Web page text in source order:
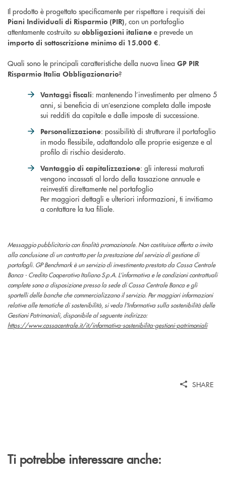
Il prodotto è progettato specificamente per rispettare i requisiti dei
Piani Individuali di Risparmio (PIR), con un portafoglio
attentamente costruito su obbligazioni italiane e prevede un
importo di sottoscrizione minimo di 15.000 €.
Quali sono le principali caratteristiche della nuova linea GP PIR
Risparmio Italia Obbligazionario?
Vantaggi fiscali: mantenendo l’investimento per almeno 5
anni, si beneficia di un’esenzione completa dalle imposte
sui redditi da capitale e dalle imposte di successione.
Personalizzazione: possibilità di strutturare il portafoglio
in modo flessibile, adattandolo alle proprie esigenze e al
profilo di rischio desiderato.
Vantaggio di capitalizzazione: gli interessi maturati
vengono incassati al lordo della tassazione annuale e
reinvestiti direttamente nel portafoglio
Per maggiori dettagli e ulteriori informazioni, ti invitiamo
a contattare la tua filiale.
Messaggio pubblicitario con finalità promozionale. Non costituisce offerta o invito
alla conclusione di un contratto per la prestazione del servizio di gestione di
portafogli. GP Benchmark è un servizio di investimento prestato da Cassa Centrale
Banca - Credito Cooperativo Italiano S.p.A. L’informativa e le condizioni contrattuali
complete sono a disposizione presso la sede di Cassa Centrale Banca e gli
sportelli delle banche che commercializzano il servizio. Per maggiori informazioni
relative alle tematiche di sostenibilità, si veda l'Informativa sulla sostenibilità delle
Gestioni Patrimoniali, disponibile al seguente indirizzo:
https://www.cassacentrale.it/it/informativa-sostenibilita-gestioni-patrimoniali
SHARE
Ti potrebbe interessare anche: